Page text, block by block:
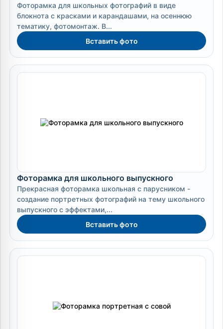
Фоторамка для школьных фотографий в виде
блокнота с красками и карандашами, на осеннюю
тематику, фотомонтаж. В...
Вставить фото
Фоторамка для школьного выпускного
Прекрасная фоторамка школьная с парусником -
создание портретных фотографий на тему школьного
выпускного с эффектами,...
Вставить фото